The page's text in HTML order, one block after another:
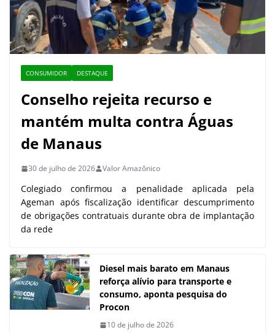
CONSUMIDOR DESTAQUE
Conselho rejeita recurso e
mantém multa contra Águas
de Manaus
30 de julho de 2026 Valor Amazônico
Colegiado confirmou a penalidade aplicada pela
Ageman após fiscalização identificar descumprimento
de obrigações contratuais durante obra de implantação
da rede
Diesel mais barato em Manaus
reforça alívio para transporte e
consumo, aponta pesquisa do
Procon
10 de julho de 2026